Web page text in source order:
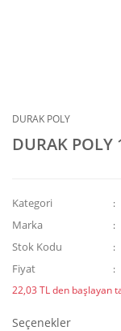
DURAK POLY
DURAK POLY
Kategori
Marka
Stok Kodu
Fiyat
22,03 TL den başlayan
Seçenekler